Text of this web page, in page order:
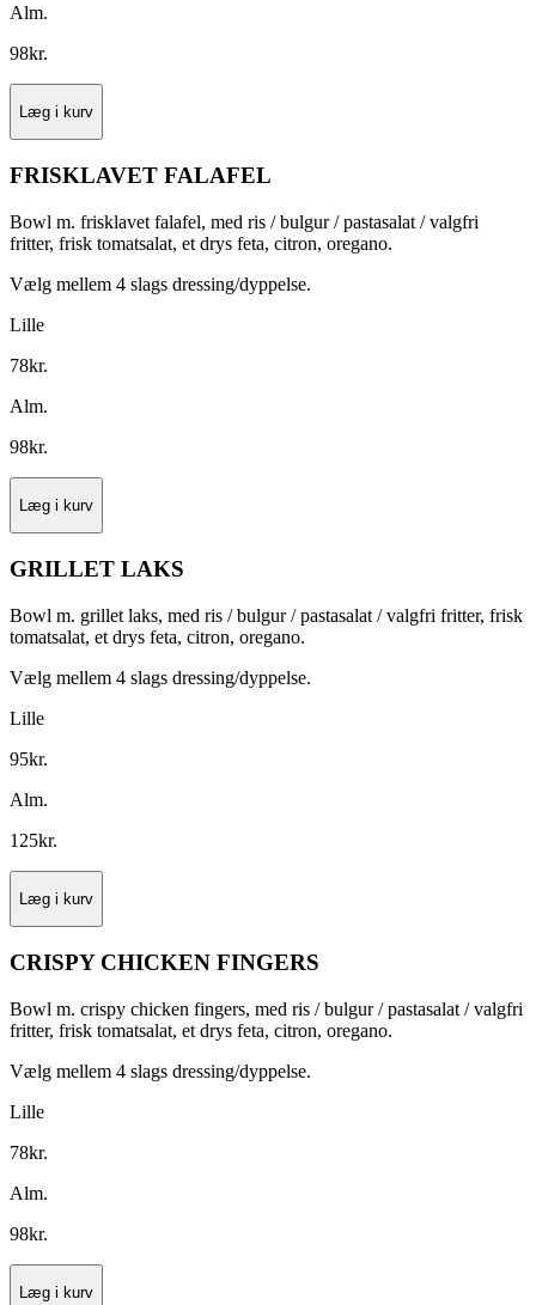
Alm.
98kr.
Læg i kurv
FRISKLAVET FALAFEL
Bowl m. frisklavet falafel, med ris / bulgur / pastasalat / valgfri
fritter, frisk tomatsalat, et drys feta, citron, oregano.
Vælg mellem 4 slags dressing/dyppelse.
Lille
78kr.
Alm.
98kr.
Læg i kurv
GRILLET LAKS
Bowl m. grillet laks, med ris / bulgur / pastasalat / valgfri fritter, frisk
tomatsalat, et drys feta, citron, oregano.
Vælg mellem 4 slags dressing/dyppelse.
Lille
95kr.
Alm.
125kr.
Læg i kurv
CRISPY CHICKEN FINGERS
Bowl m. crispy chicken fingers, med ris / bulgur / pastasalat / valgfri
fritter, frisk tomatsalat, et drys feta, citron, oregano.
Vælg mellem 4 slags dressing/dyppelse.
Lille
78kr.
Alm.
98kr.
Læg i kurv